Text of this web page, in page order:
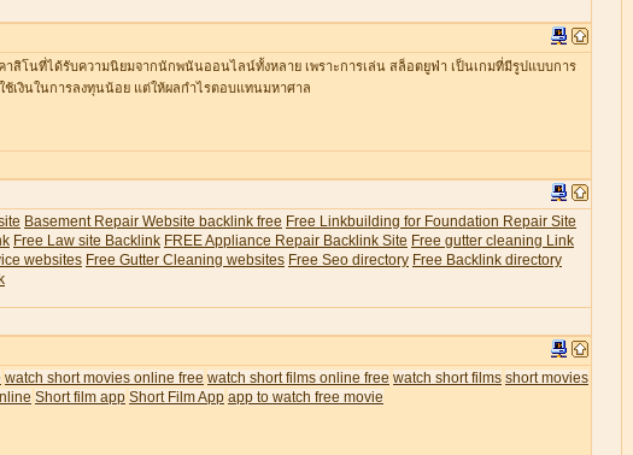
าสิโนที่ได้รับความนิยมจากนักพนันออนไลน์ทั้งหลาย เพราะการเล่น สล็อตยูฟ่า เป็นเกมที่มีรูปแบบการ
ช้เงินในการลงทุนน้อย แต่ให้ผลกำไรตอบแทนมหาศาล
Basement Repair Website backlink free Free Linkbuilding for Foundation Repair Site
Free Law site Backlink FREE Appliance Repair Backlink Site Free gutter cleaning Link
websites Free Gutter Cleaning websites Free Seo directory Free Backlink directory
watch short movies online free watch short films online free watch short films short movies
Short film app Short Film App app to watch free movie